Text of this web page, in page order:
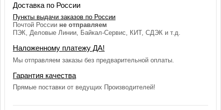
Доставка по России
Пункты выдачи заказов по России
Почтой России не отправляем
ПЭК, Деловые Линии, Байкал-Сервис, КИТ, СДЭК и т.д.
Наложенному платежу ДА!
Мы отправляем заказы без предварительной оплаты.
Гарантия качества
Прямые поставки от ведущих Производителей!